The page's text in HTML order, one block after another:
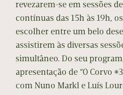
revezarem-se em sessões
contínuas das 15h às 19h,
escolher entre um belo
assistirem às diversas
simultâneo. Do seu
apresentação de “O Corvo
com Nuno Markl e Luís